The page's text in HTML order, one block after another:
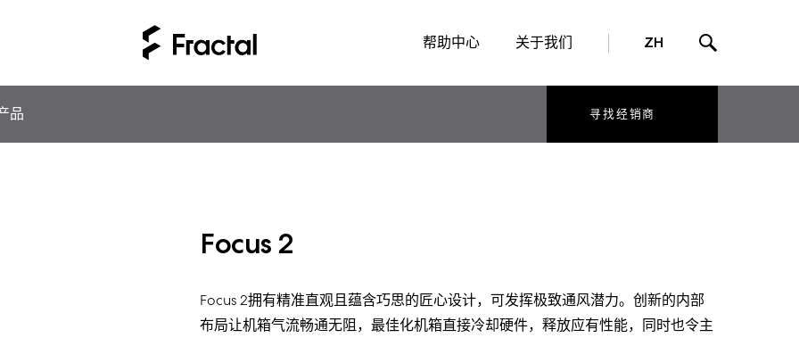
帮助中心 关于我们 ZH
品 寻找经销商
Focus 2
Focus 2拥有精准直观且蕴含巧思的匠心设计，可发挥极致通风潜力。创新的内部
布局让机箱气流畅通无阻，最佳化机箱直接冷却硬件，释放应有性能，同时也令主